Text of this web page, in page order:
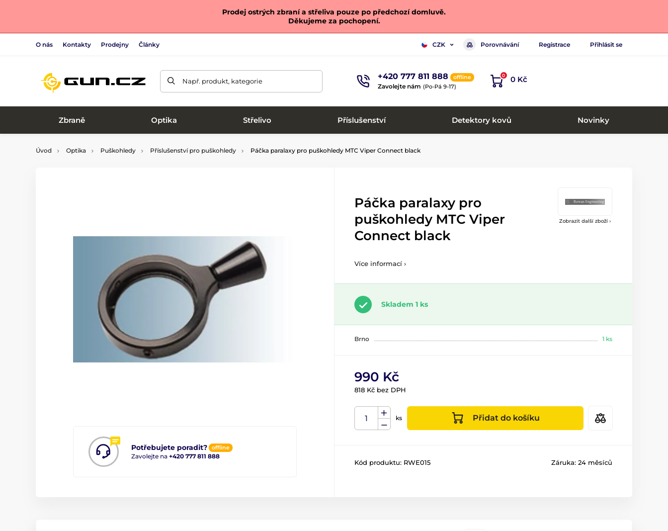
Prodej ostrých zbraní a střeliva pouze po předchozí domluvě.
Děkujeme za pochopení.
O nás Kontakty Prodejny Články CZK Porovnávání Registrace Přihlásit se
Např. produkt, kategorie +420 777 811 888 offline
Zavolejte nám (Po-Pá 9-17)
0 0 Kč
Zbraně Optika Střelivo Příslušenství Detektory kovů Novinky
Úvod Optika Puškohledy Příslušenství pro puškohledy Páčka paralaxy pro puškohledy MTC Viper Connect black
Zobrazit další zboží ›
Potřebujete poradit? offline
Zavolejte na +420 777 811 888
Páčka paralaxy pro
puškohledy MTC Viper
Connect black
Více informací ›
Skladem 1 ks
Brno 1 ks
990 Kč
818 Kč bez DPH
ks Přidat do košíku
Kód produktu: RWE015 Záruka: 24 měsíců